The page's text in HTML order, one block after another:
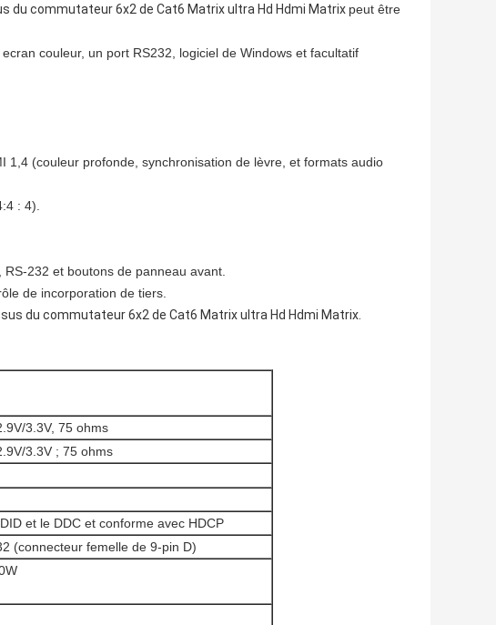
du commutateur 6x2 de Cat6 Matrix ultra Hd Hdmi Matrix peut être
couleur, un port RS232, logiciel de Windows et facultatif
1,4 (couleur profonde, synchronisation de lèvre, et formats audio
: 4).
232 et boutons de panneau avant.
de incorporation de tiers.
du commutateur 6x2 de Cat6 Matrix ultra Hd Hdmi Matrix.
3.3V, 75 ohms
3.3V ; 75 ohms
et le DDC et conforme avec HDCP
(connecteur femelle de 9-pin D)